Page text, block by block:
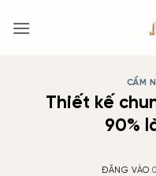
qua
CẨM
Thiết kế
90%
ĐĂNG VÀO